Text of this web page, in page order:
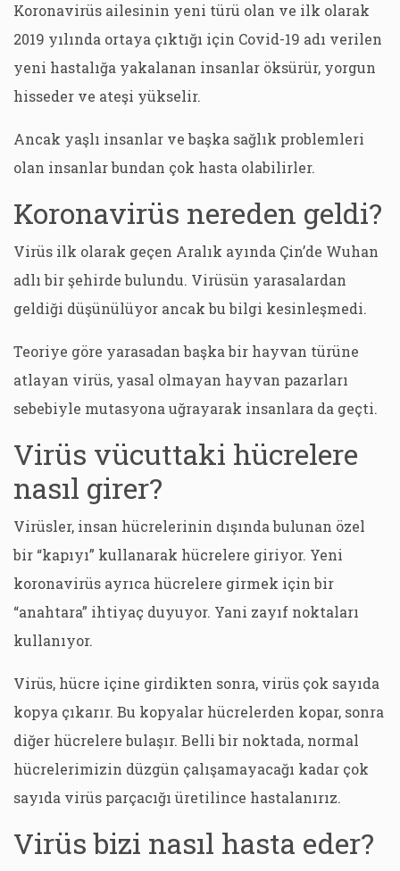
Koronavirüs ailesinin yeni türü olan ve ilk olarak
2019 yılında ortaya çıktığı için Covid-19 adı verilen
yeni hastalığa yakalanan insanlar öksürür, yorgun
hisseder ve ateşi yükselir.
Ancak yaşlı insanlar ve başka sağlık problemleri
olan insanlar bundan çok hasta olabilirler.
Koronavirüs nereden geldi?
Virüs ilk olarak geçen Aralık ayında Çin’de Wuhan
adlı bir şehirde bulundu. Virüsün yarasalardan
geldiği düşünülüyor ancak bu bilgi kesinleşmedi.
Teoriye göre yarasadan başka bir hayvan türüne
atlayan virüs, yasal olmayan hayvan pazarları
sebebiyle mutasyona uğrayarak insanlara da geçti.
Virüs vücuttaki hücrelere
nasıl girer?
Virüsler, insan hücrelerinin dışında bulunan özel
bir “kapıyı” kullanarak hücrelere giriyor. Yeni
koronavirüs ayrıca hücrelere girmek için bir
“anahtara” ihtiyaç duyuyor. Yani zayıf noktaları
kullanıyor.
Virüs, hücre içine girdikten sonra, virüs çok sayıda
kopya çıkarır. Bu kopyalar hücrelerden kopar, sonra
diğer hücrelere bulaşır. Belli bir noktada, normal
hücrelerimizin düzgün çalışamayacağı kadar çok
sayıda virüs parçacığı üretilince hastalanırız.
Virüs bizi nasıl hasta eder?